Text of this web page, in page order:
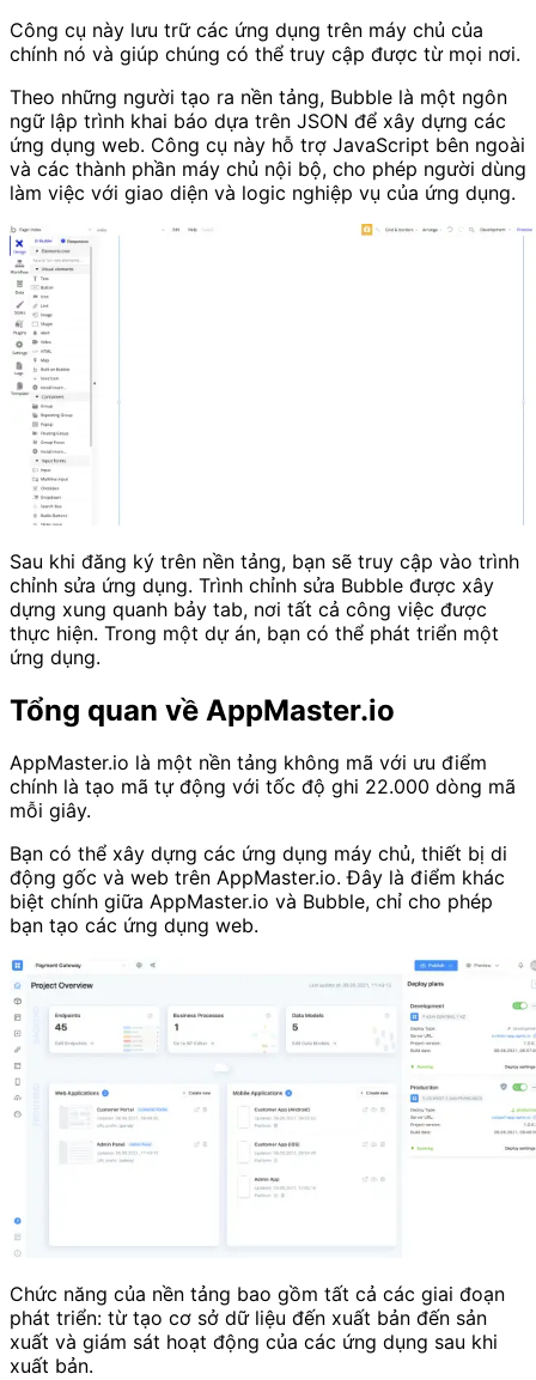
Công cụ này lưu trữ các ứng dụng trên máy chủ của
chính nó và giúp chúng có thể truy cập được từ mọi nơi.
Theo những người tạo ra nền tảng, Bubble là một ngôn
ngữ lập trình khai báo dựa trên JSON để xây dựng các
ứng dụng web. Công cụ này hỗ trợ JavaScript bên ngoài
và các thành phần máy chủ nội bộ, cho phép người dùng
làm việc với giao diện và logic nghiệp vụ của ứng dụng.
Sau khi đăng ký trên nền tảng, bạn sẽ truy cập vào trình
chỉnh sửa ứng dụng. Trình chỉnh sửa Bubble được xây
dựng xung quanh bảy tab, nơi tất cả công việc được
thực hiện. Trong một dự án, bạn có thể phát triển một
ứng dụng.
Tổng quan về AppMaster.io
AppMaster.io là một nền tảng không mã với ưu điểm
chính là tạo mã tự động với tốc độ ghi 22.000 dòng mã
mỗi giây.
Bạn có thể xây dựng các ứng dụng máy chủ, thiết bị di
động gốc và web trên AppMaster.io. Đây là điểm khác
biệt chính giữa AppMaster.io và Bubble, chỉ cho phép
bạn tạo các ứng dụng web.
Chức năng của nền tảng bao gồm tất cả các giai đoạn
phát triển: từ tạo cơ sở dữ liệu đến xuất bản đến sản
xuất và giám sát hoạt động của các ứng dụng sau khi
xuất bản.